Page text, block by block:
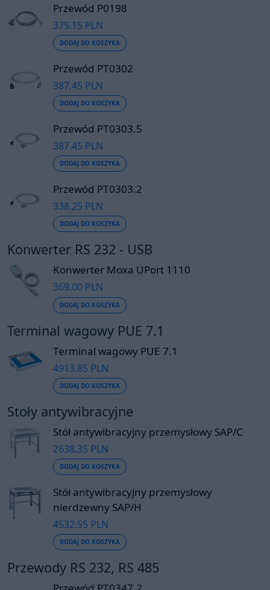
Przewód P0198
375.15 PLN
DODAJ DO KOSZYKA
Przewód PT0302
387.45 PLN
DODAJ DO KOSZYKA
Przewód PT0303.5
387.45 PLN
DODAJ DO KOSZYKA
Przewód PT0303.2
338.25 PLN
DODAJ DO KOSZYKA
Konwerter RS 232 - USB
Konwerter Moxa UPort 1110
369.00 PLN
DODAJ DO KOSZYKA
Terminal wagowy PUE 7.1
Terminal wagowy PUE 7.1
4913.85 PLN
DODAJ DO KOSZYKA
Stoły antywibracyjne
Stół antywibracyjny przemysłowy SAP/C
2638.35 PLN
DODAJ DO KOSZYKA
Stół antywibracyjny przemysłowy
nierdzewny SAP/H
4532.55 PLN
DODAJ DO KOSZYKA
Przewody RS 232, RS 485